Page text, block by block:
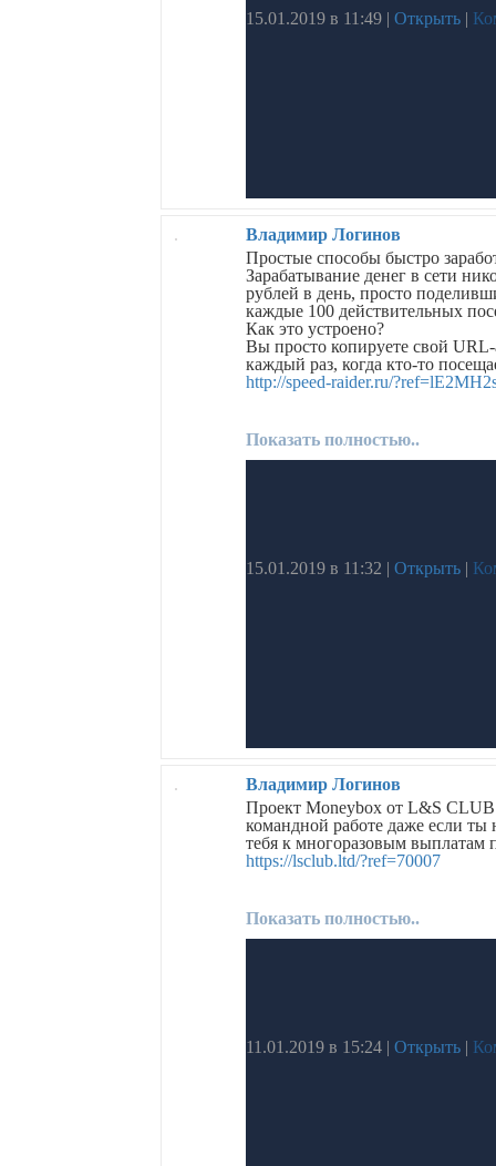
15.01.2019 в 11:49 | Открыть |
Владимир Логинов
Простые способы быстро
Зарабатывание денег в сети
рублей в день, просто
каждые 100 действительных
Как это устроено?
Вы просто копируете свой
каждый раз, когда кто-то
http://speed-raider.ru/
Показать полностью..
15.01.2019 в 11:32 | Открыть |
Владимир Логинов
Проект Moneybox от L&S CLUB
командной работе даже если ты
тебя к многоразовым выплатам
https://lsclub.ltd/?ref=70007
Показать полностью..
11.01.2019 в 15:24 | Открыть |